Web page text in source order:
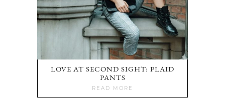
LOVE AT SECOND SIGHT: PLAID
PANTS
READ MORE